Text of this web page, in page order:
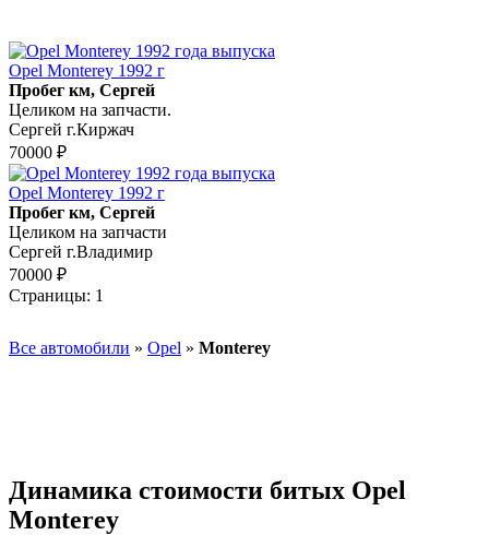
Opel Monterey 1992 г
Пробег км, Сергей
Целиком на запчасти.
Сергей г.Киржач
70000 ₽
Opel Monterey 1992 г
Пробег км, Сергей
Целиком на запчасти
Сергей г.Владимир
70000 ₽
Страницы: 1
Все автомобили » Opel » Monterey
Динамика стоимости битых Opel
Monterey